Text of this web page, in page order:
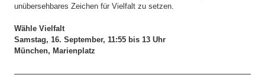
unübersehbares Zeichen für Vielfalt zu setzen.
Wähle Vielfalt
Samstag, 16. September, 11:55 bis 13 Uhr
München, Marienplatz